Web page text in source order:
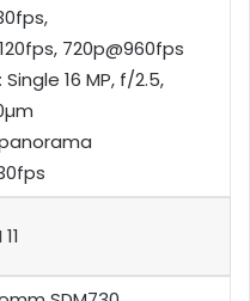
720p@960fps
: Single 16 MP, f/2.5,